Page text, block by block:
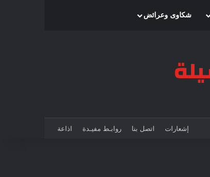
شكاوى وعرائض
إشعارات اتصل بنا روابـط مفيـدة اذاعة